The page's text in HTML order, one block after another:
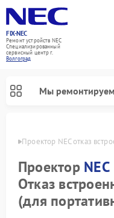
FIX-NEC
Ремонт устройств NEC
Специализированный
cервисный центр г.
Волгоград
Мы ремонтируем
Проектор NEC отказ
Проектор NEC
Отказ
(для